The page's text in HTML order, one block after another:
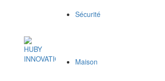
Sécurité
Maison